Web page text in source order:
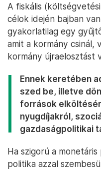
A fiskális
célok idején bajban
gyakorlatilag egy
amit a kormány csinál,
kormány újraelosztást
Ennek keretében
szed be, illetve
források
nyugdíjakról,
gazdaságpolitikai
Ha szigorú a
politika azzal